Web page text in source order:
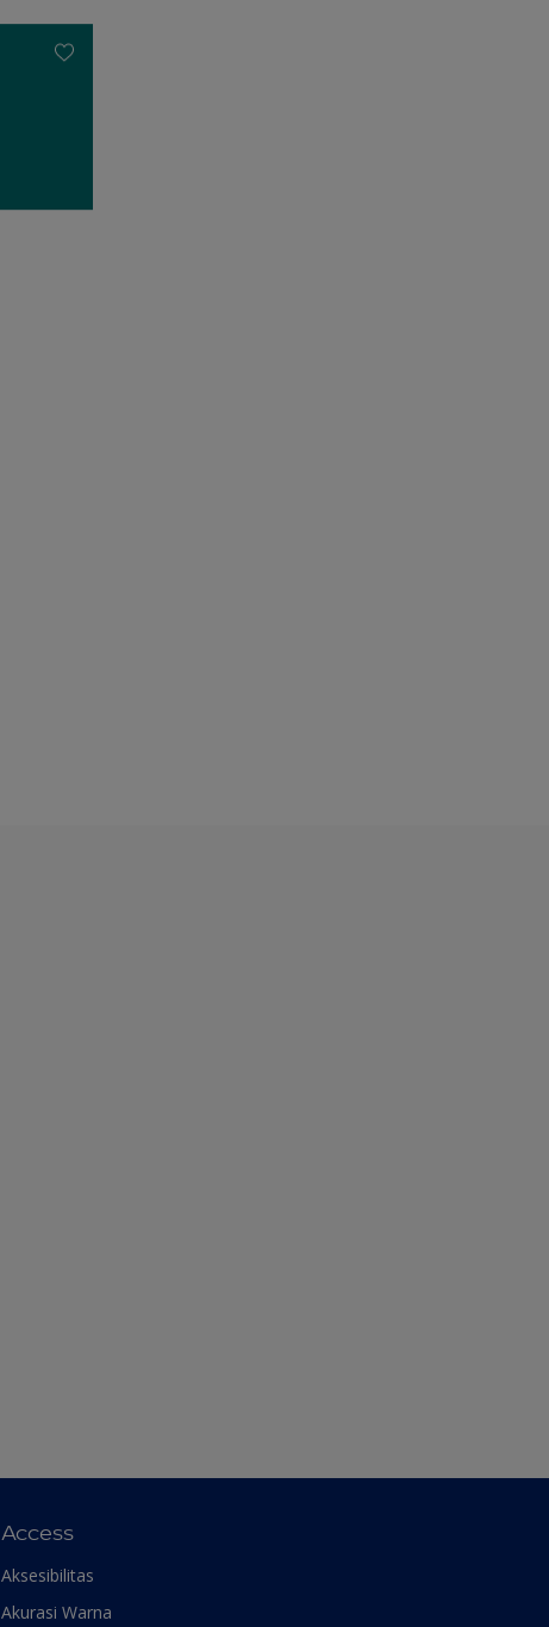
Access
Aksesibilitas
Akurasi Warna